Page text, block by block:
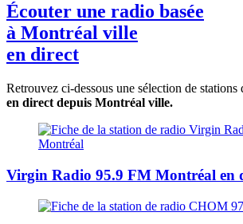
Écouter une radio basée
à Montréal ville
en direct
Retrouvez ci-dessous une sélection de stations
en direct depuis Montréal ville.
Virgin Radio 95.9 FM Montréal en